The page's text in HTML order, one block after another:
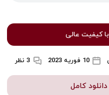
کیفیت عالی
10 فوریه 2023 3 نظر
کامل